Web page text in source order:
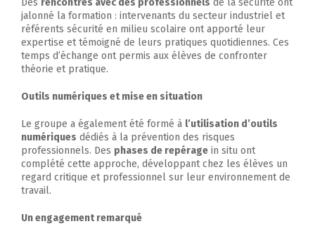
jalonné la formation : intervenants du secteur industriel et
référents sécurité en milieu scolaire ont apporté leur
expertise et témoigné de leurs pratiques quotidiennes. Ces
temps d’échange ont permis aux élèves de confronter
théorie et pratique.
Outils numériques et mise en situation
Le groupe a également été formé à l’utilisation d’outils
numériques dédiés à la prévention des risques
professionnels. Des phases de repérage in situ ont
complété cette approche, développant chez les élèves un
regard critique et professionnel sur leur environnement de
travail.
Un engagement remarqué